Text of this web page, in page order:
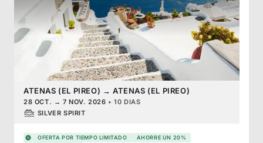
ATENAS (EL PIREO) → ATENAS (EL PIREO)
28 OCT. → 7 NOV. 2026 •10 DIAS
SILVER SPIRIT
OFERTA POR TIEMPO LIMITADO
AHORRE UN 20%